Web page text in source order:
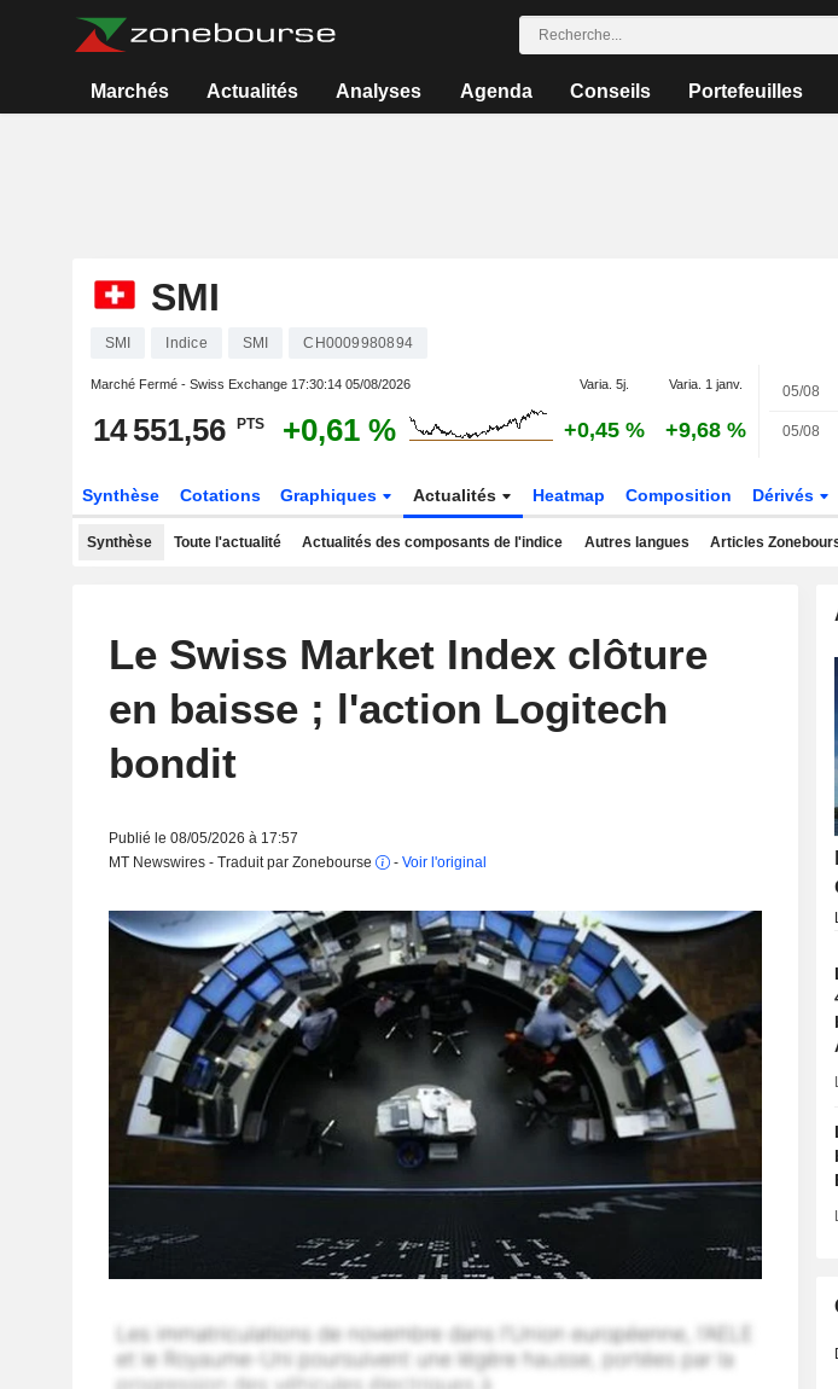
Marchés Actualités Analyses Agenda Conseils Portefeuilles
SMI
SMI Indice SMI CH0009980894
Marché Fermé - Swiss Exchange 17:30:14 05/08/2026 Varia. 5j. Varia. 1 janv.
14 551,56 PTS +0,61 % +0,45 % +9,68 %
05/08
05/08
Synthèse Cotations Graphiques Actualités Heatmap Composition Dérivés
Synthèse Toute l'actualité Actualités des composants de l'indice Autres langues Articles
Le Swiss Market Index clôture
en baisse ; l'action Logitech
bondit
Publié le 08/05/2026 à 17:57
MT Newswires - Traduit par Zonebourse
- Voir l'original